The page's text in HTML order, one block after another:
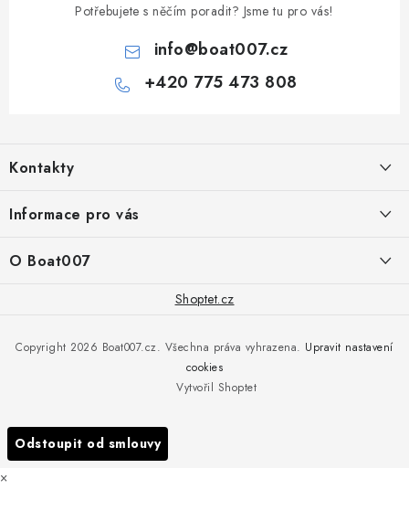
Potřebujete s něčím poradit? Jsme tu pro vás!
info@boat007.cz
+420 775 473 808
p
a
Kontakty
+420 775 473 808
PŘÍJEM/VÝDEJ/SERVIS zakázek
Informace pro vás
Obchodní podmínky
Podmínky ochrany osobních údajů
O Boat007
Všechny značky
Shoptet.cz
Vytvořil Shoptet
Copyright 2026 Boat007.cz. Všechna práva vyhrazena. Upravit nastavení
cookies
Odstoupit od smlouvy
×